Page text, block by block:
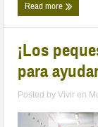
Read more
¡Los
para
Posted byVivir en